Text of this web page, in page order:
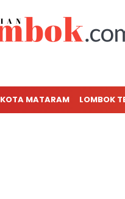
KOTA MATARAM LOMBOK